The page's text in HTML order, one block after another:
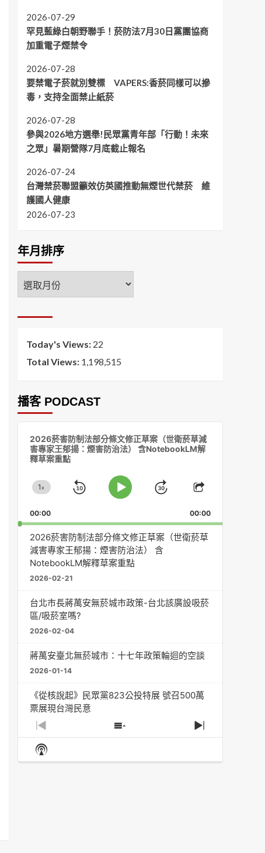
2026-07-29
罕見藍綠白朝野聯手！菸防法7月30日黨團協商
加重電子煙禁令
2026-07-28
要禁電子菸就別雙標 VAPERS:香菸同樣可以摻
毒，支持全面禁止紙菸
2026-07-28
參與2026地方選舉!民眾黨青年部「行動！未來
之眾」暑期營隊7月底截止報名
2026-07-24
台灣禁菸聯盟籲效仿英國推動無煙世代禁菸 維
護國人健康
2026-07-23
年月排序
年
月
Today's Views: 22
Total Views: 1,198,515
播客 PODCAST
2026菸害防制法部分條文修正草案（世衛菸草減
害專家王郁揚：煙害防治法） 含NotebookLM解
釋草案重點
Change
Rate
1x
Skip Play
Jump
Forward
Share
Episode
00:00 00:00
2026菸害防制法部分條文修正草案（世衛菸草
減害專家王郁揚：煙害防治法） 含
NotebookLM解釋草案重點
2026-02-21
台北市長蔣萬安無菸城市政策-台北該廣設吸菸
區/吸菸室嗎?
2026-02-04
蔣萬安臺北無菸城市：十七年政策輪迴的空談
2026-01-14
《從核說起》民眾黨823公投特展 號召500萬
票展現台灣民意
2025-08-11
大罷免凸 <726,823反罷免主題曲> #大展鴻圖
2025-07-05
Previous
Episode
Show
Episodes
Next
Episode
Show
Podcast